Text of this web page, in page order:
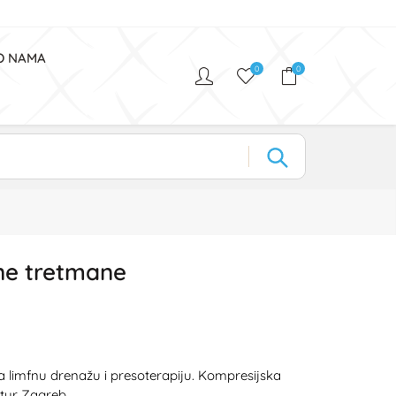
NAMA
0 0
tretmane
drenažu i presoterapiju. Kompresijska